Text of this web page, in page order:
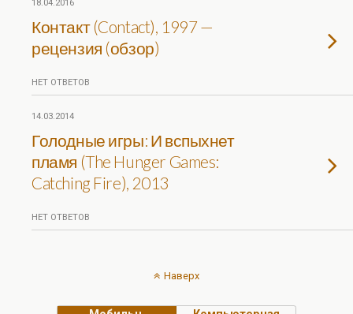
18.04.2016
Контакт (Contact), 1997 —
рецензия (обзор)
НЕТ ОТВЕТОВ
14.03.2014
Голодные игры: И вспыхнет
пламя (The Hunger Games:
Catching Fire), 2013
НЕТ ОТВЕТОВ
Наверх